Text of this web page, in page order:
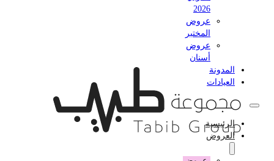
2026
عروض
المختبر
عروض
أسنان
المدونة
العيادات
الرئيسية
العروض